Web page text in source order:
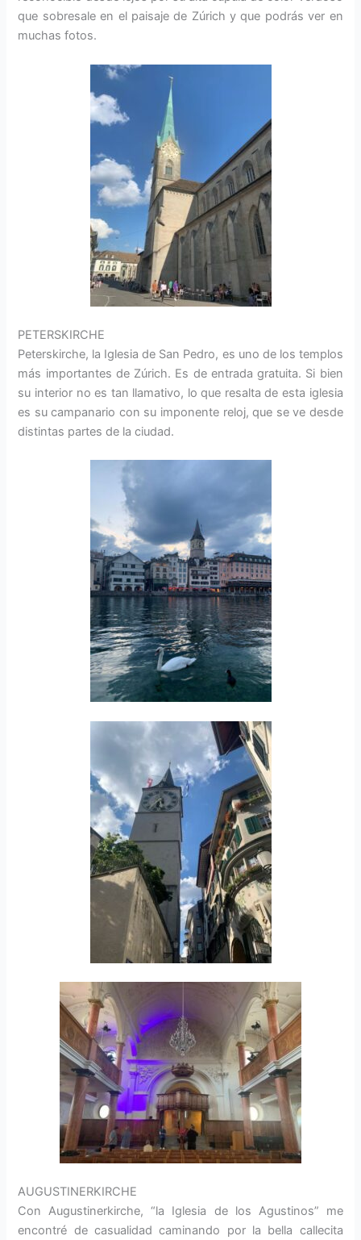
que sobresale en el paisaje de Zúrich y que podrás ver en
muchas fotos.
PETERSKIRCHE
Peterskirche, la Iglesia de San Pedro, es uno de los templos
más importantes de Zúrich. Es de entrada gratuita. Si bien
su interior no es tan llamativo, lo que resalta de esta iglesia
es su campanario con su imponente reloj, que se ve desde
distintas partes de la ciudad.
AUGUSTINERKIRCHE
Con Augustinerkirche, “la Iglesia de los Agustinos” me
encontré de casualidad caminando por la bella callecita